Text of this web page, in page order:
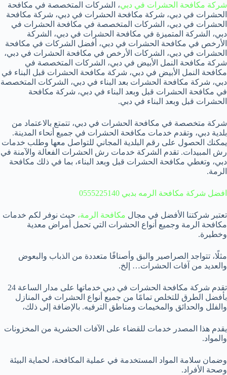
شركة مكافحة الحشرات في دبي، الشركات المتخصصة في مكافحة
الحشرات في دبي، شركة مكافحة الحشرات في دبي، شركة مكافحة
الحشرات في دبي، الشركات المتخصصة في مكافحة الحشرات في
دبي، الشركة المتميزة في مكافحة الحشرات في دبي، الشركة
الأرخص في مكافحة الحشرات في دبي، أفضل الشركات في مكافحة
الحشرات في دبي، الشركات الأرخص في مكافحة الحشرات في دبي،
شركة مكافحة النمل الأبيض في دبي، الشركات المتخصصة في
مكافحة النمل الأبيض في دبي، شركة مكافحة الحشرات قبل البناء في
دبي، شركة مكافحة الحشرات بعد البناء في دبي، الشركات المتخصصة
في مكافحة الحشرات قبل وبعد البناء في دبي، شركة مكافحة
الحشرات قبل وبعد البناء في دبي.
شركة متخصصة في مكافحة الحشرات في دبي، تتمتع بالاعتماد من
بلدية دبي، وتقدم خدمات مكافحة الحشرات في جميع أنحاء المدينة.
يمكنك الحصول على رقم البلدية المجاني للتواصل معها وطلب خدمات
رش المبيدات. تقدم الشركة خدمات رش الحشرات الفعالة والآمنة في
دبي، وتغطي مكافحة الحشرات قبل وبعد البناء، بما في ذلك مكافحة
الرمة.
افضل شركة مكافحة الرمه بدبي 0555225140
تعتبر شركتنا الأفضل في مجال مكافحة الرمة، حيث نوفر لكم خدمات
مكافحة الرمة وجميع أنواع الحشرات التي تحمل أمراض معدية
وخطيرة.
مثلًا، تتواجد الصراصير والبق وأصنافًا متعددة من الذباب والبعوض
والعديد من آفات الحشرات… إلخ.
تقدم شركة مكافحة الحشرات في دبي خدماتها على مدار الساعة 24
بأفضل الطرق للتخلص تمامًا من جميع أنواع الحشرات في المنازل
والفلل والحدائق والمخيمات ومناطق الترفيه. بالإضافة إلى ذلك،
يقدم هذا المصدر خدمات للقضاء على الآفات الحشرية من المخزونات
والمواد.
وضمان سلامة المواد المستخدمة في عملية المكافحة، لحماية البيئة
وصحة الأفراد.